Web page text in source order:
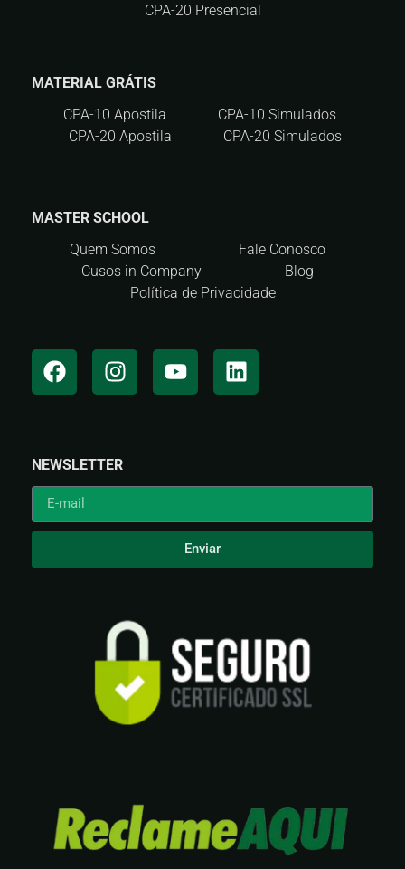
CPA-20 Presencial
MATERIAL GRÁTIS
CPA-10 Apostila
CPA-10 Simulados
CPA-20 Apostila
CPA-20 Simulados
MASTER SCHOOL
Quem Somos
Fale Conosco
Cusos in Company
Blog
Política de Privacidade
NEWSLETTER
Enviar